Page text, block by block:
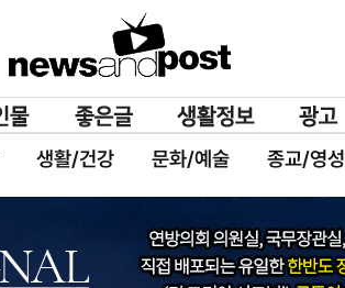
생활/건강 문화/예술 종교/영성